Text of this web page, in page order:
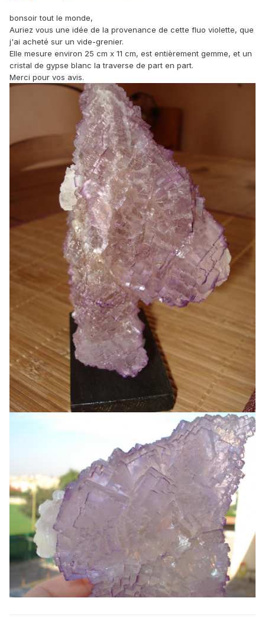
bonsoir tout le monde,
Auriez vous une idée de la provenance de cette fluo violette, que
j'ai acheté sur un vide-grenier.
Elle mesure environ 25 cm x 11 cm, est entièrement gemme, et un
cristal de gypse blanc la traverse de part en part.
Merci pour vos avis.